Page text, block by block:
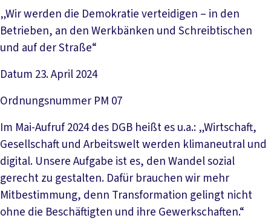
„Wir werden die Demokratie verteidigen – in den
Betrieben, an den Werkbänken und Schreibtischen
und auf der Straße“
Datum 23. April 2024
Ordnungsnummer PM 07
Im Mai-Aufruf 2024 des DGB heißt es u.a.: „Wirtschaft,
Gesellschaft und Arbeitswelt werden klimaneutral und
digital. Unsere Aufgabe ist es, den Wandel sozial
gerecht zu gestalten. Dafür brauchen wir mehr
Mitbestimmung, denn Transformation gelingt nicht
ohne die Beschäftigten und ihre Gewerkschaften.“